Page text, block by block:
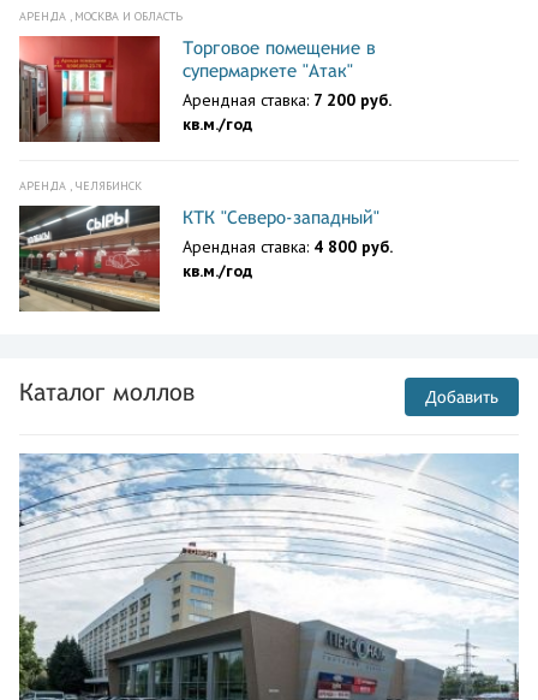
АРЕНДА , МОСКВА И ОБЛАСТЬ
Торговое помещение в
супермаркете "Атак"
Арендная ставка: 7 200 руб.
кв.м./год
АРЕНДА , ЧЕЛЯБИНСК
КТК "Северо-западный"
Арендная ставка: 4 800 руб.
кв.м./год
Каталог моллов Добавить